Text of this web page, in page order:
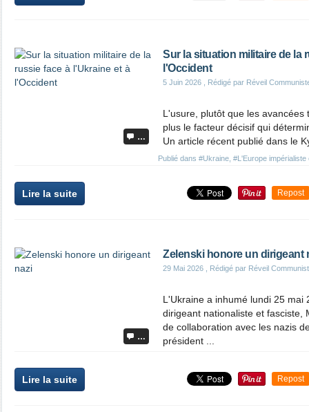
…
Sur la situation militaire de la
l'Occident
5 Juin 2026 , Rédigé par Réveil
Publié dans #Ukraine #L'Europe impérialiste
L'usure, plutôt que les
plus le facteur décisif qui
Un article récent publié dans le
Lire la suite Repost
…
Zelenski honore un dirigeant
29 Mai 2026 , Rédigé par Réveil
L'Ukraine a inhumé lundi 25 mai
dirigeant nationaliste et fasciste,
de collaboration avec les nazis
président ...
Lire la suite Repost